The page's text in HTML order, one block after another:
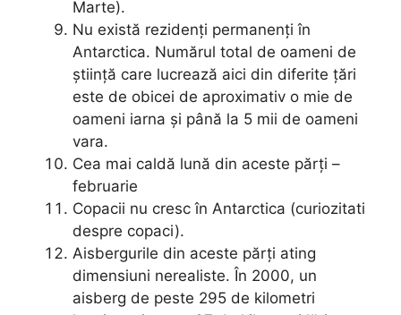
Marte).
Nu există rezidenți permanenți în
Antarctica. Numărul total de oameni de
știință care lucrează aici din diferite țări
este de obicei de aproximativ o mie de
oameni iarna și până la 5 mii de oameni
vara.
Cea mai caldă lună din aceste părți –
februarie
Copacii nu cresc în Antarctica (curiozitati
despre copaci).
Aisbergurile din aceste părți ating
dimensiuni nerealiste. În 2000, un
aisberg de peste 295 de kilometri